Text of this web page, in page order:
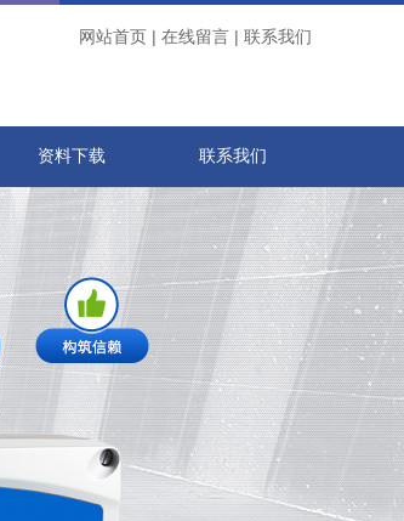
网站首页 | 在线留言 | 联系我们
资料下载 联系我们